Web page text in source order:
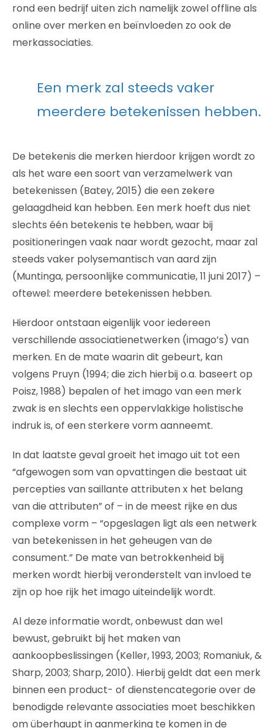
rond een bedrijf uiten zich namelijk zowel offline als
online over merken en beïnvloeden zo ook de
merkassociaties.
Een merk zal steeds vaker
meerdere betekenissen hebben.
De betekenis die merken hierdoor krijgen wordt zo
als het ware een soort van verzamelwerk van
betekenissen (Batey, 2015) die een zekere
gelaagdheid kan hebben. Een merk hoeft dus niet
slechts één betekenis te hebben, waar bij
positioneringen vaak naar wordt gezocht, maar zal
steeds vaker polysemantisch van aard zijn
(Muntinga, persoonlijke communicatie, 11 juni 2017) –
oftewel: meerdere betekenissen hebben.
Hierdoor ontstaan eigenlijk voor iedereen
verschillende associatienetwerken (imago’s) van
merken. En de mate waarin dit gebeurt, kan
volgens Pruyn (1994; die zich hierbij o.a. baseert op
Poisz, 1988) bepalen of het imago van een merk
zwak is en slechts een oppervlakkige holistische
indruk is, of een sterkere vorm aanneemt.
In dat laatste geval groeit het imago uit tot een
“afgewogen som van opvattingen die bestaat uit
percepties van saillante attributen x het belang
van die attributen” of – in de meest rijke en dus
complexe vorm – “opgeslagen ligt als een netwerk
van betekenissen in het geheugen van de
consument.” De mate van betrokkenheid bij
merken wordt hierbij veronderstelt van invloed te
zijn op hoe rijk het imago uiteindelijk wordt.
Al deze informatie wordt, onbewust dan wel
bewust, gebruikt bij het maken van
aankoopbeslissingen (Keller, 1993, 2003; Romaniuk, &
Sharp, 2003; Sharp, 2010). Hierbij geldt dat een merk
binnen een product- of dienstencategorie over de
benodigde relevante associaties moet beschikken
om überhaupt in aanmerking te komen in de